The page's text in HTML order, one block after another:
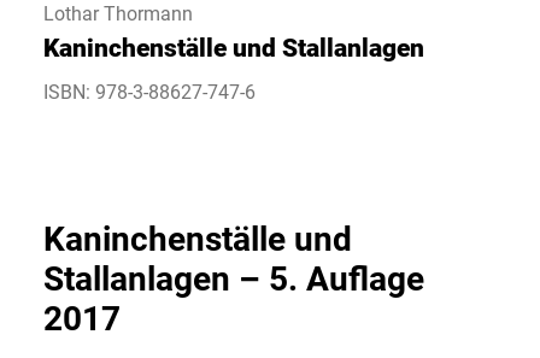
Lothar Thormann
Kaninchenställe und Stallanlagen
ISBN: 978-3-88627-747-6
Kaninchenställe und
Stallanlagen – 5. Auflage
2017